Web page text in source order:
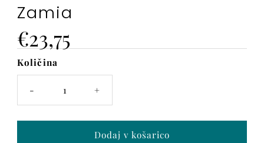
Zamia
Cena
€23,75
Na
zalogi
je
samo
še -17
Količina
- +